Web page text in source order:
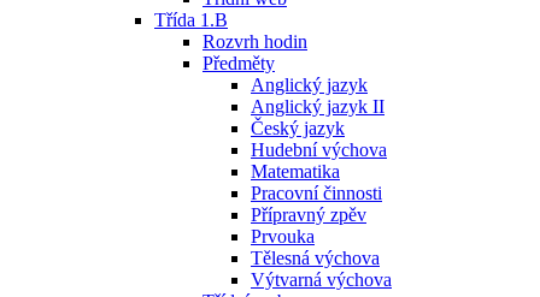
Třída 1.B
Rozvrh hodin
Předměty
Anglický jazyk
Anglický jazyk II
Český jazyk
Hudební výchova
Matematika
Pracovní činnosti
Přípravný zpěv
Prvouka
Tělesná výchova
Výtvarná výchova